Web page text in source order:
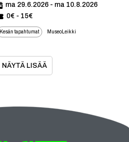
ma 29.6.2026 - ma 10.8.2026
0€ - 15€
Kesän tapahtumat MuseoLeikki
NÄYTÄ LISÄÄ